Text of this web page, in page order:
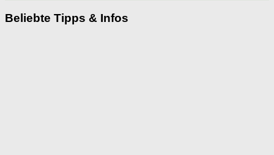
Beliebte Tipps & Infos